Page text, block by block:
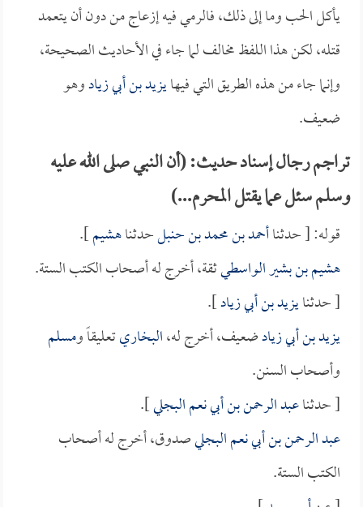
يأكل الحب وما إلى ذلك، فالرمي فيه إزعاج من دون أن يتعمد
قتله، لكن هذا اللفظ مخالف لما جاء في الأحاديث الصحيحة،
وإنما جاء من هذه الطريق التي فيهايزيد بن أبي زيادوهو
ضعيف.
تراجم رجال إسناد حديث: (أن النبي صلى الله عليه
وسلم سئل عما يقتل المحرم...)
قوله: [ حدثناأحمد بن محمد بن حنبلحدثناهشيم].
هشيم بن بشير الواسطيثقة، أخرج له أصحاب الكتب الستة.
[ حدثنايزيد بن أبي زياد].
يزيد بن أبي زيادضعيف، أخرج له،البخاريتعليقاً ومسلم
وأصحاب السنن.
[ حدثناعبد الرحمن بن أبي نعم البجلي].
عبد الرحمن بن أبي نعم البجليصدوق، أخرج له أصحاب
الكتب الستة.